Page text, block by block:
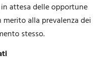
attesa delle opportune
alla prevalenza dei
stesso.